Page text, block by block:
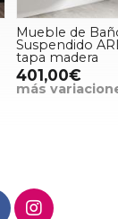
Mueble de
Suspendido
tapa madera
401,00€
más